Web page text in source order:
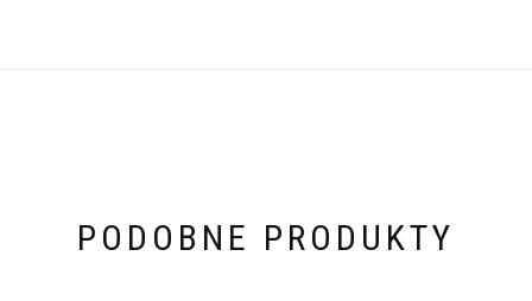
PODOBNE PRODUKTY